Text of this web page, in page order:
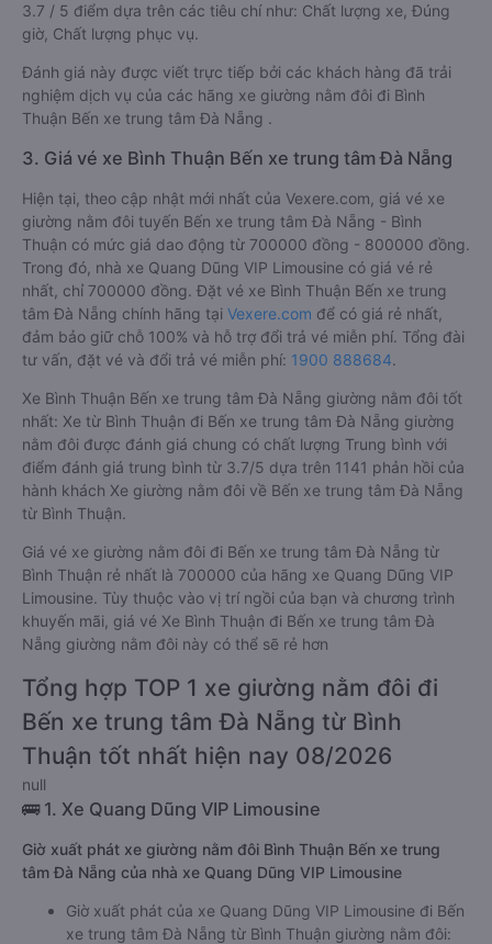
3.7 / 5 điểm dựa trên các tiêu chí như: Chất lượng xe, Đúng
giờ, Chất lượng phục vụ.
Đánh giá này được viết trực tiếp bởi các khách hàng đã trải
nghiệm dịch vụ của các hãng xe giường nằm đôi đi Bình
Thuận Bến xe trung tâm Đà Nẵng .
3. Giá vé xe Bình Thuận Bến xe trung tâm Đà Nẵng
Hiện tại, theo cập nhật mới nhất của Vexere.com, giá vé xe
giường nằm đôi tuyến Bến xe trung tâm Đà Nẵng - Bình
Thuận có mức giá dao động từ 700000 đồng - 800000 đồng.
Trong đó, nhà xe Quang Dũng VIP Limousine có giá vé rẻ
nhất, chỉ 700000 đồng. Đặt vé xe Bình Thuận Bến xe trung
tâm Đà Nẵng chính hãng tại Vexere.com để có giá rẻ nhất,
đảm bảo giữ chỗ 100% và hỗ trợ đổi trả vé miễn phí. Tổng đài
tư vấn, đặt vé và đổi trả vé miễn phí: 1900 888684.
Xe Bình Thuận Bến xe trung tâm Đà Nẵng giường nằm đôi tốt
nhất: Xe từ Bình Thuận đi Bến xe trung tâm Đà Nẵng giường
nằm đôi được đánh giá chung có chất lượng Trung bình với
điểm đánh giá trung bình từ 3.7/5 dựa trên 1141 phản hồi của
hành khách Xe giường nằm đôi về Bến xe trung tâm Đà Nẵng
từ Bình Thuận.
Giá vé xe giường nằm đôi đi Bến xe trung tâm Đà Nẵng từ
Bình Thuận rẻ nhất là 700000 của hãng xe Quang Dũng VIP
Limousine. Tùy thuộc vào vị trí ngồi của bạn và chương trình
khuyến mãi, giá vé Xe Bình Thuận đi Bến xe trung tâm Đà
Nẵng giường nằm đôi này có thể sẽ rẻ hơn
Tổng hợp TOP 1 xe giường nằm đôi đi
Bến xe trung tâm Đà Nẵng từ Bình
Thuận tốt nhất hiện nay 08/2026
null
🚌 1. Xe Quang Dũng VIP Limousine
Giờ xuất phát xe giường nằm đôi Bình Thuận Bến xe trung
tâm Đà Nẵng của nhà xe Quang Dũng VIP Limousine
Giờ xuất phát của xe Quang Dũng VIP Limousine đi Bến
xe trung tâm Đà Nẵng từ Bình Thuận giường nằm đôi: